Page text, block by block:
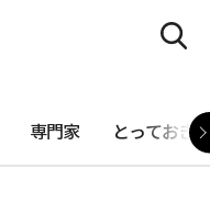
専門家 とっておき